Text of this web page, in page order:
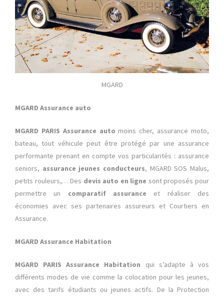
MGARD
MGARD Assurance auto
MGARD PARIS Assurance auto moins cher, assurance moto,
bateau, tout véhicule peut être protégé par une assurance
performante prenant en compte vos particularités : assurance
seniors, assurance jeunes conducteurs, MGARD SOS Malus,
petits rouleurs,… Des devis auto en ligne sont proposés pour
permettre un comparatif assurance et réaliser des
économies avec ses partenaires assureurs et Courtiers en
Assurance.
MGARD Assurance Habitation
MGARD PARIS Assurance Habitation qui s’adapte à vos
différents modes de vie comme la colocation pour les jeunes,
avec des tarifs étudiants ou jeunes actifs. De la Protection